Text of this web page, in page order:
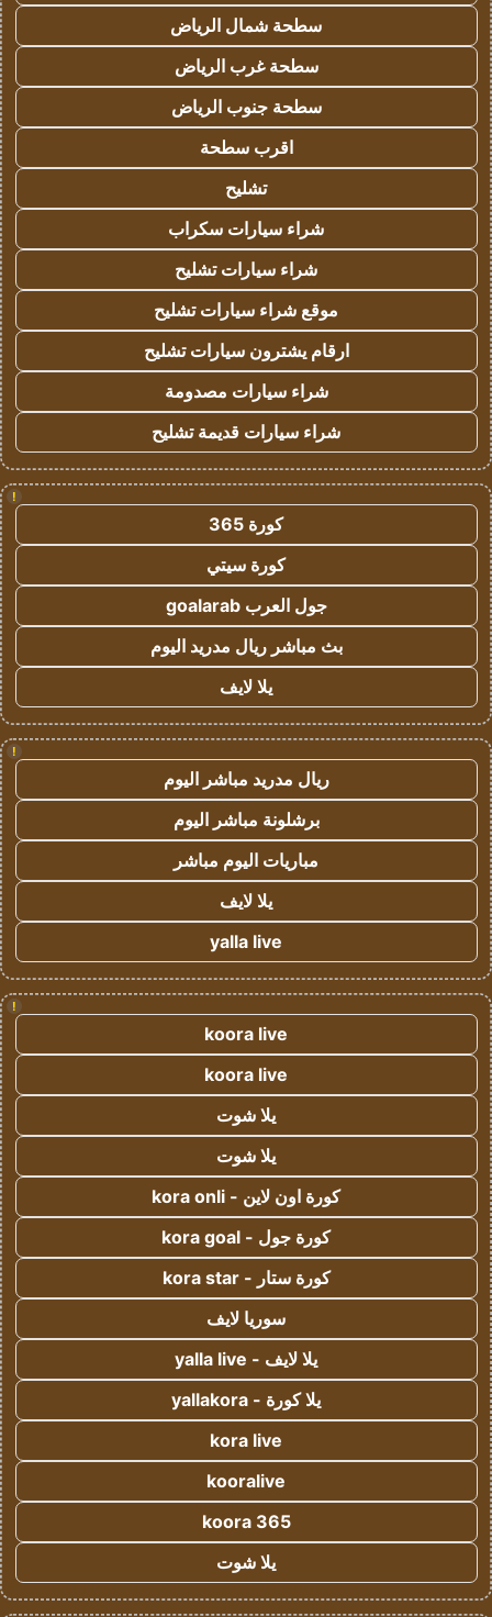
سطحة شمال الرياض
سطحة غرب الرياض
سطحة جنوب الرياض
اقرب سطحة
تشليح
شراء سيارات سكراب
شراء سيارات تشليح
موقع شراء سيارات تشليح
ارقام يشترون سيارات تشليح
شراء سيارات مصدومة
شراء سيارات قديمة تشليح
!
كورة 365
كورة سيتي
جول العرب goalarab
بث مباشر ريال مدريد اليوم
يلا لايف
!
ريال مدريد مباشر اليوم
برشلونة مباشر اليوم
مباريات اليوم مباشر
يلا لايف
yalla live
!
koora live
koora live
يلا شوت
يلا شوت
كورة اون لاين - kora onli
كورة جول - kora goal
كورة ستار - kora star
سوريا لايف
يلا لايف - yalla live
يلا كورة - yallakora
kora live
kooralive
koora 365
يلا شوت